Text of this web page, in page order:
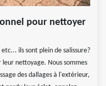
pour nettoyer
ils sont plein de salissure?
nettoyage. Nous sommes
des dallages à l'extérieur,